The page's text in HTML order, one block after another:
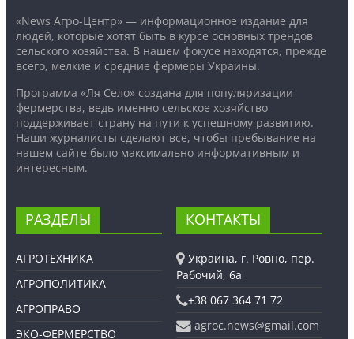
«News Агро-Центр» — информационное издание для
людей, которые хотят быть в курсе основных трендов
сельского хозяйства. В нашем фокусе находятся, прежде
всего, мелкие и средние фермеры Украины.
Программа «Ля Село» создана для популяризации
фермерства, ведь именно сельское хозяйство
поддерживает страну на пути к успешному развитию.
Наши журналисты сделают все, чтобы пребывание на
нашем сайте было максимально информативным и
интересным.
РАЗДЕЛЫ
АГРОТЕХНИКА
АГРОПОЛИТИКА
АГРОПРАВО
ЭКО-ФЕРМЕРСТВО
КОНТАКТЫ
Украина, г. Ровно, пер.
Рабочий, 6а
+38 067 364 71 72
agroc.news@gmail.com